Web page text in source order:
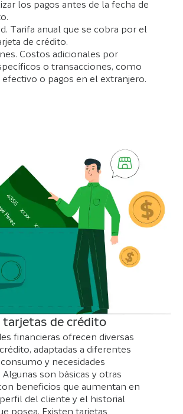
los pagos antes de la fecha de
Tarifa anual que se cobra por el
de crédito.
Costos adicionales por
o transacciones, como
efectivo o pagos en el extranjero.
tarjetas de crédito
financieras ofrecen diversas
adaptadas a diferentes
y necesidades
Algunas son básicas y otras
beneficios que aumentan en
del cliente y el historial